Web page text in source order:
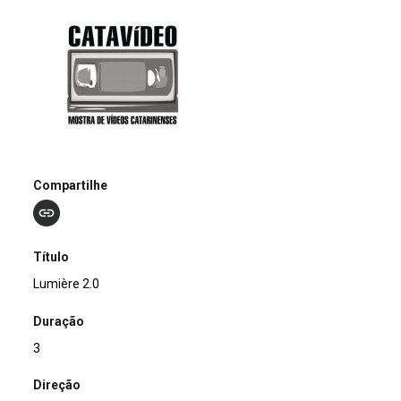
Compartilhe
Título
Lumière 2.0
Duração
3
Direção